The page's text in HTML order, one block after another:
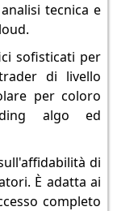
tecnica e
sofisticati per
di livello
per coloro
algo ed
di
È adatta ai
completo